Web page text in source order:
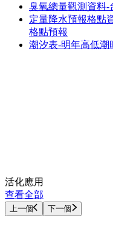
臭氧總量觀測資料-
定量降水預報格點
格點預報
潮汐表-明年高低潮
活化應用
查看全部
上一個 下一個